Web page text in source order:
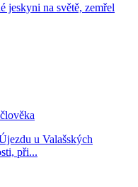
jeskyni na světě, zemřel
u Valašských
při...